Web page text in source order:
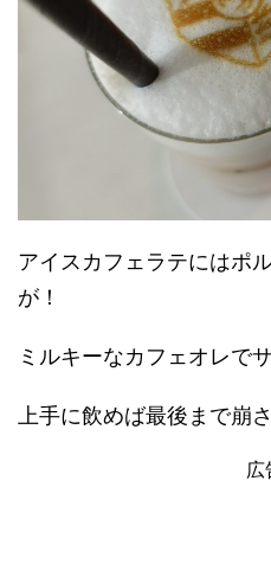
アイスカフェラテにはポ
が！
ミルキーなカフェオレで
上手に飲めば最後まで崩
広